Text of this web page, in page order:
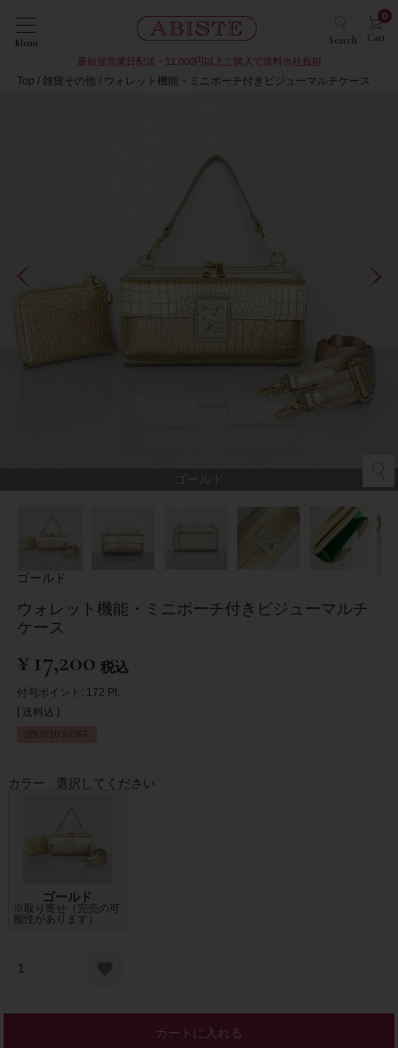
Menu Search Cart
0
最短翌営業日配送・11,000円以上ご購入で送料当社負担
Top 雑貨その他 ウォレット機能・ミニポーチ付きビジューマルチケース
ゴールド
ゴールド
ウォレット機能・ミニポーチ付きビジューマルチ
ケース
¥17,200 税込
付与ポイント: 172 Pt.
送料込
2BUY10％OFF
カラー 選択してください
ゴールド
※取り寄せ（完売の可
能性があります）
カートに入れる